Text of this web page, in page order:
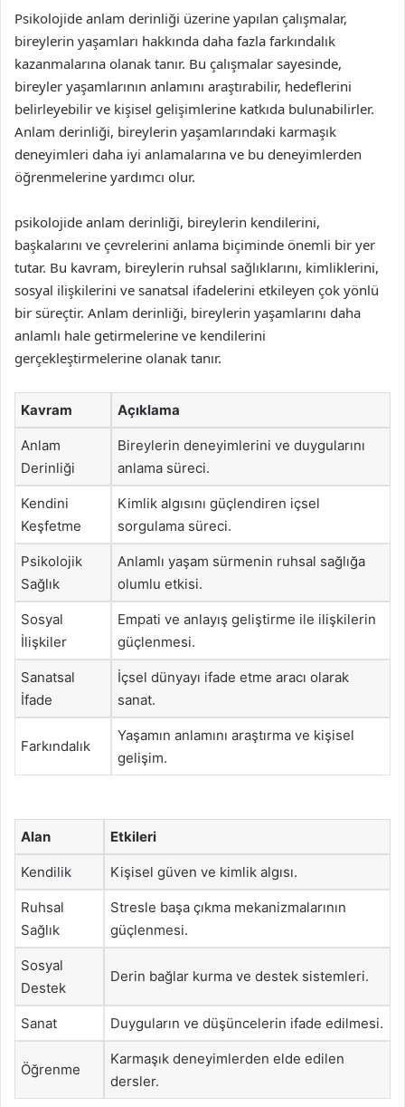
Psikolojide anlam derinliği üzerine yapılan çalışmalar,
bireylerin yaşamları hakkında daha fazla farkındalık
kazanmalarına olanak tanır. Bu çalışmalar sayesinde,
bireyler yaşamlarının anlamını araştırabilir, hedeflerini
belirleyebilir ve kişisel gelişimlerine katkıda bulunabilirler.
Anlam derinliği, bireylerin yaşamlarındaki karmaşık
deneyimleri daha iyi anlamalarına ve bu deneyimlerden
öğrenmelerine yardımcı olur.
psikolojide anlam derinliği, bireylerin kendilerini,
başkalarını ve çevrelerini anlama biçiminde önemli bir yer
tutar. Bu kavram, bireylerin ruhsal sağlıklarını, kimliklerini,
sosyal ilişkilerini ve sanatsal ifadelerini etkileyen çok yönlü
bir süreçtir. Anlam derinliği, bireylerin yaşamlarını daha
anlamlı hale getirmelerine ve kendilerini
gerçekleştirmelerine olanak tanır.
Kavram Açıklama
Anlam
Derinliği
Bireylerin deneyimlerini ve duygularını
anlama süreci.
Kendini
Keşfetme
Kimlik algısını güçlendiren içsel
sorgulama süreci.
Psikolojik
Sağlık
Anlamlı yaşam sürmenin ruhsal sağlığa
olumlu etkisi.
Sosyal
İlişkiler
Empati ve anlayış geliştirme ile ilişkilerin
güçlenmesi.
Sanatsal
İfade
İçsel dünyayı ifade etme aracı olarak
sanat.
Farkındalık
Yaşamın anlamını araştırma ve kişisel
gelişim.
Alan Etkileri
Kendilik Kişisel güven ve kimlik algısı.
Ruhsal
Sağlık
Stresle başa çıkma mekanizmalarının
güçlenmesi.
Sosyal
Destek
Derin bağlar kurma ve destek sistemleri.
Sanat Duyguların ve düşüncelerin ifade edilmesi.
Öğrenme
Karmaşık deneyimlerden elde edilen
dersler.